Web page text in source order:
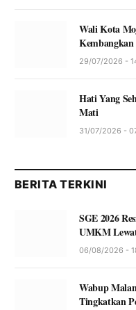
Wali Kota
Kembangkan
29/07/2026 -
Hati Yang
Mati
31/07/2026 -
BERITA TERKINI
SGE 2026
UMKM
06/08/2026 -
Wabup
Tingkatkan